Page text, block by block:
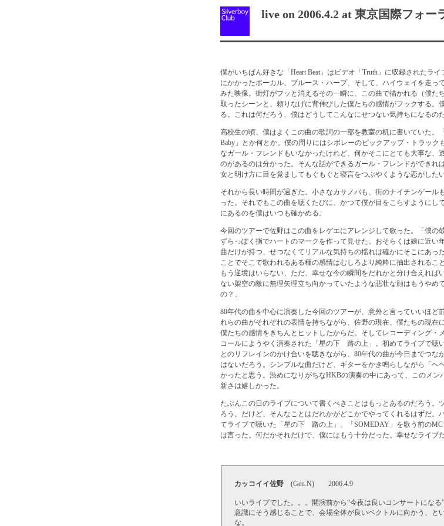
live on 2006.4.2 at 東京国際フォー
僕がいちばん好きな「Heart Beat」はビデオ「Truth」に収録されたラ
にかかったボーカル、ブルース・ハープ、そして、ハイウェイを走っ
みた映像。街灯がフッと消えるその一瞬に、この曲で描かれる（僕た
取ったシーンと、頼りなげに背伸びした僕たちの感情がフックする。
る。これは何だろう、僕はどうしてこんなにせつない気持ちになるの
高校生の頃、僕はよくこの曲の歌詞の一部を教室の机に書いていた。
Baby」とか何とか。僕の周りにはシボレーのピックアップ・トラック
なガール・フレンドもいなかったけれど、何かそこにとても大事な、
のがあるのは分かった。そんな話ができるガール・フレンドができれ
女と明け方に目を覚ましてもぐもぐと寝言をつぶやくような恋がした
それから長い時間が過ぎた。小さなカサノバも、街のナイチンゲール
った。それでもこの曲を聴くたびに、かつて僕が目をこらすようにし
にあるのを僕はいつも確かめる。
今回のツアーで佐野はこの曲をレゲエにアレンジして歌った。「僕の
ずらっぽく指でハートのマークを作って見せた。おそらくは娘に近い
曲だけが持つ、せつなくてリアルな気持ちの揺れは確かにそこにあっ
ことでそこで歌われるある種の感情はむしろより純粋に抽出されるこ
もう逆境はいらない、ただ、幸せな今の瞬間をだれかと分け合えれば
ない架空の敵に無理矢理立ち向かっていたような悲壮な顔はもうやめ
の？」
80年代の曲を中心に演奏した今回のツアーが、意外と言っていいほど
れらの曲がそれぞれの表情を持ちながら、佐野の現在、僕たちの現在
僕たちの感情をきちんとヒットしたからだ。そしてレコーディング・
コールにようやく演奏された「星の下 路の上」。初めてライブで聴
とのリフレインのかけ合いを聴きながら、80年代の曲が今日までつな
はないだろう。シンプルな曲だけど、ギターをかき鳴らしながら「ヘ
かったと思う。渋めになりがちなHKBの演奏の中にあって、このメ
新さは嬉しかった。
たぶんこの日のライブについて書くべきことはもっとあるのだろう。
ろう。だけど、そんなことはだれかがどこかでやってくれるはずだ。
てライブで聴いた「星の下 路の上」。「SOMEDAY」を歌う前の
は言った。何だかそれだけで、僕にはもう十分だった。幸せなライブだ
カッコイイ佐野 (Gen.N) 2006.4.9
いいライブでした。。。開演前から“今夜は良いコンサートにな
意識にそう感じることで、会場全体が良いベクトルに向かう、と
な。